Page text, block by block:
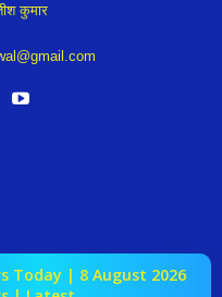
कुमार
Today | 8 August 2026